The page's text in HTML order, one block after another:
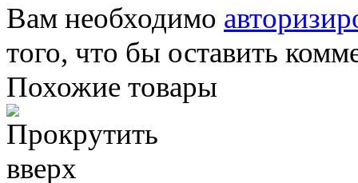
Вам необходимо
того, что бы оставить
Похожие товары